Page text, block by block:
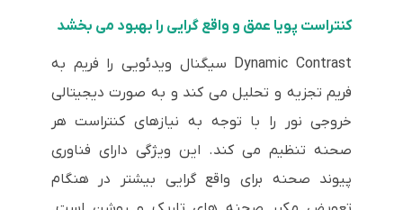
کنتراست پویا عمق و واقع گرایی را بهبود می بخشد
Dynamic Contrast سیگنال ویدئویی را فریم به
فریم تجزیه و تحلیل می کند و به صورت دیجیتالی
خروجی نور را با توجه به نیازهای کنتراست هر
صحنه تنظیم می کند. این ویژگی دارای فناوری
پیوند صحنه برای واقع گرایی بیشتر در هنگام